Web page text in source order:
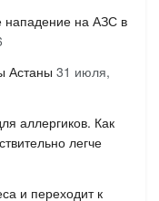
нападение на АЗС в
Астаны 31 июля,
аллергиков. Как
легче
и переходит к